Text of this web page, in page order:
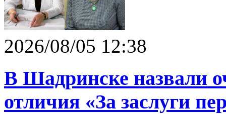
2026/08/05 12:38
В Шадринске назвали
отличия «За заслуги